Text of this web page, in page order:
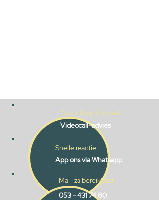
Gratis & op afspraak
Videocall-advies
Snelle reactie
App ons via Whatsapp
Ma - za bereikbaar
053 - 431 74 80